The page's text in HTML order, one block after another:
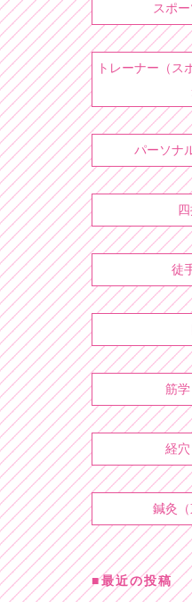
スポ
トレーナー（ス
パーソナ
徒
筋学
経穴
鍼灸（
最近の投稿